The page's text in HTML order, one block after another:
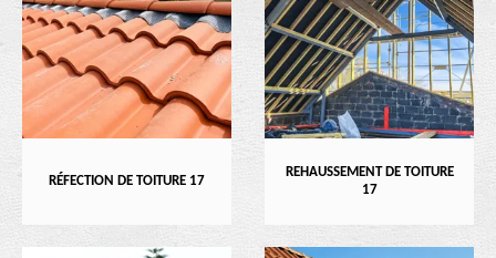
RÉFECTION DE TOITURE 17
REHAUSSEMENT DE TOITURE
17